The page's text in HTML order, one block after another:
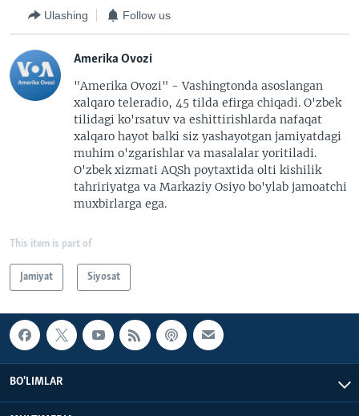
Ulashing Follow us
Amerika Ovozi
"Amerika Ovozi" - Vashingtonda asoslangan
xalqaro teleradio, 45 tilda efirga chiqadi. O'zbek
tilidagi ko'rsatuv va eshittirishlarda nafaqat
xalqaro hayot balki siz yashayotgan jamiyatdagi
muhim o'zgarishlar va masalalar yoritiladi.
O'zbek xizmati AQSh poytaxtida olti kishilik
tahririyatga va Markaziy Osiyo bo'ylab jamoatchi
muxbirlarga ega.
This item is part of
Jamiyat Siyosat
BO'LIMLAR